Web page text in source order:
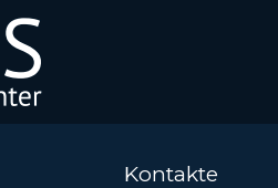
Kontakte